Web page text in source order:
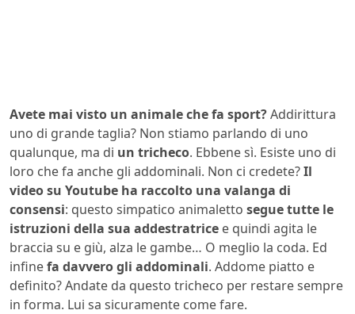
Avete mai visto un animale che fa sport?Addirittura
uno di grande taglia? Non stiamo parlando di uno
qualunque, ma di un tricheco. Ebbene sì. Esiste uno di
loro che fa anche gli addominali. Non ci credete?Il
video su Youtube ha raccolto una valanga di
consensi: questo simpatico animaletto segue tutte le
istruzioni della sua addestratrice e quindi agita le
braccia su e giù, alza le gambe… O meglio la coda. Ed
infinefa davvero gli addominali. Addome piatto e
definito? Andate da questo tricheco per restare sempre
in forma. Lui sa sicuramente come fare.